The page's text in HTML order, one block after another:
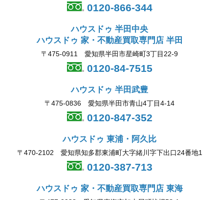
0120-866-344
ハウスドゥ 半田中央
ハウスドゥ 家・不動産買取専門店 半田
〒475-0911 愛知県半田市星崎町3丁目22-9
0120-84-7515
ハウスドゥ 半田武豊
〒475-0836 愛知県半田市青山4丁目4-14
0120-847-352
ハウスドゥ 東浦・阿久比
〒470-2102 愛知県知多郡東浦町大字緒川字下出口24番地1
0120-387-713
ハウスドゥ 家・不動産買取専門店 東海